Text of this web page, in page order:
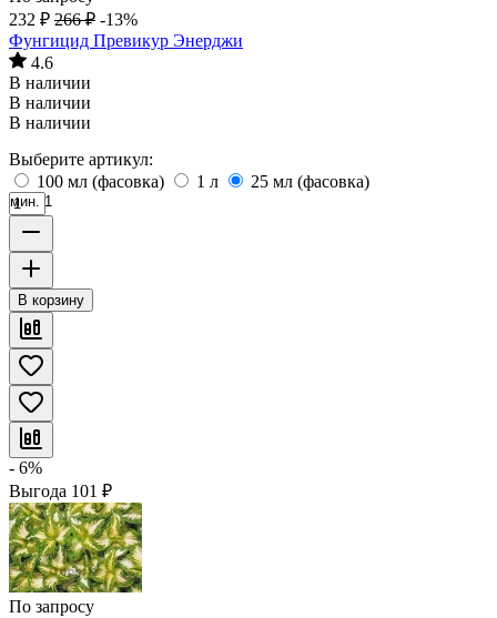
232 ₽ 266 ₽ -13%
Фунгицид Превикур Энерджи
4.6
В наличии
В наличии
В наличии
Выберите артикул:
100 мл (фасовка)
1 л 25 мл (фасовка)
мин. 1
В корзину
- 6%
Выгода 101 ₽
По запросу